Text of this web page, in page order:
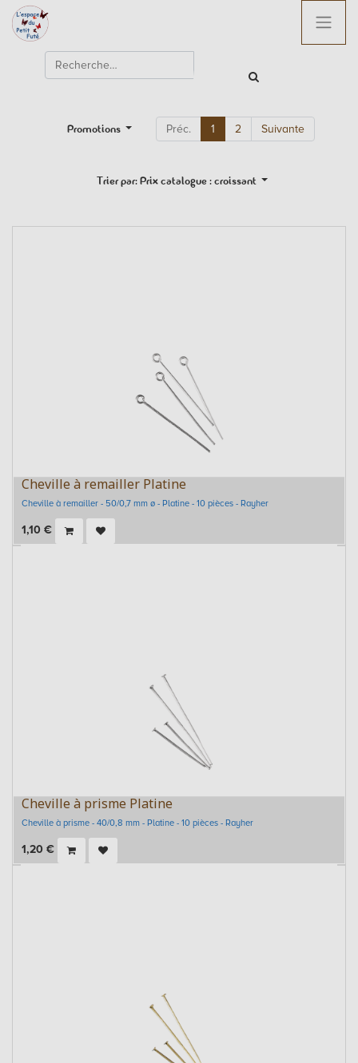
Promotions Préc. 1 2 Suivante
Trier par: Prix catalogue : croissant
Cheville à remailler Platine
Cheville à remailler - 50/0,7 mm ø - Platine - 10 pièces - Rayher
1,10 €
Cheville à prisme Platine
Cheville à prisme - 40/0,8 mm - Platine - 10 pièces - Rayher
1,20 €